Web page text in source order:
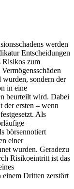
werden
Entscheidungen
Risikos zum
wurden, sondern der
in eine
beurteilt wird. Dabei
der ersten – wenn
Als
–
börsennotiert
einer
wurden. Geradezu
Risikoeintritt ist das
einem Dritten zerstört